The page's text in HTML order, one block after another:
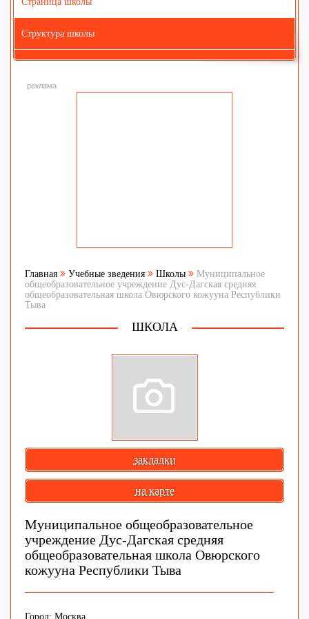
Структура школы
реклама
Главная Учебные зведения Школы
Муниципальное
общеобразовательное учреждение Дус-Дагская средняя
общеобразовательная школа Овюрского кожууна Республики
Тыва
ШКОЛА
закладки
на карте
Муниципальное общеобразовательное
учреждение Дус-Дагская средняя
общеобразовательная школа Овюрского
кожууна Республики Тыва
Город: Москва